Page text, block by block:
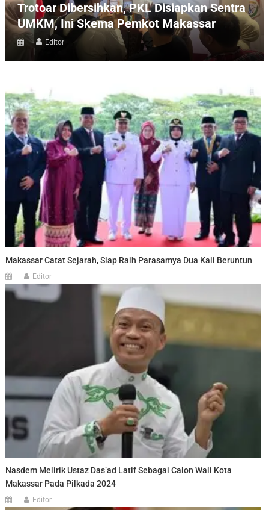
Trotoar Dibersihkan, PKL Disiapkan Sentra
UMKM, Ini Skema Pemkot Makassar
Editor
Makassar Catat Sejarah, Siap Raih Parasamya Dua Kali Beruntun
Editor
Nasdem Melirik Ustaz Das’ad Latif Sebagai Calon Wali Kota
Makassar Pada Pilkada 2024
Editor